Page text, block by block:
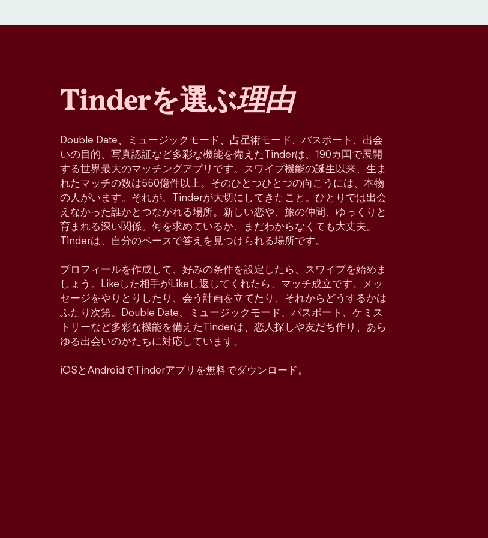
Tinderを選ぶ理由
Double Date、ミュージックモード、占星術モード、パスポート、出会
いの目的、写真認証など多彩な機能を備えたTinderは、190カ国で展開
する世界最大のマッチングアプリです。スワイプ機能の誕生以来、生ま
れたマッチの数は550億件以上。そのひとつひとつの向こうには、本物
の人がいます。それが、Tinderが大切にしてきたこと。ひとりでは出会
えなかった誰かとつながれる場所。新しい恋や、旅の仲間、ゆっくりと
育まれる深い関係。何を求めているか、まだわからなくても大丈夫。
Tinderは、自分のペースで答えを見つけられる場所です。
プロフィールを作成して、好みの条件を設定したら、スワイプを始めま
しょう。Likeした相手がLikeし返してくれたら、マッチ成立です。メッ
セージをやりとりしたり、会う計画を立てたり、それからどうするかは
ふたり次第。Double Date、ミュージックモード、パスポート、ケミス
トリーなど多彩な機能を備えたTinderは、恋人探しや友だち作り、あら
ゆる出会いのかたちに対応しています。
iOSとAndroidでTinderアプリを無料でダウンロード。